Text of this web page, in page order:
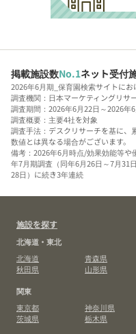
掲載施設数No.1ネット受付
2026年6月期_保育園検索サイトに
調査機関：日本マーケティングリサ
調査期間：2026年6月22日～2026年
調査概要：主要4社を対象
調査手法：デスクリサーチを基に、
数値とは異なる場合がございます。
備考：2026年6月時点/効果効能等
年7月期調査（同年6月26日～7月31
28日）に続き3年連続
施設を探す
北海道・東北
北海道
青森県
秋田県
山形県
関東
東京都
神奈川県
茨城県
栃木県